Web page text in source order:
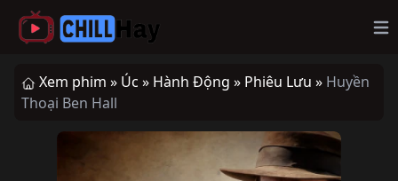
Xem phim » Úc » Hành Động » Phiêu Lưu » Huyền
Thoại Ben Hall